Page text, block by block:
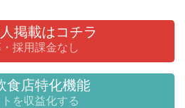
掲載はコチラ
採用課金なし
食店特化機能
を収益化する